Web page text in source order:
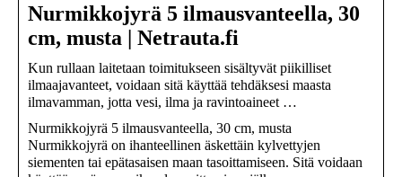
Nurmikkojyrä 5 ilmausvanteella, 30
cm, musta | Netrauta.fi
Kun rullaan laitetaan toimitukseen sisältyvät piikilliset
ilmaajavanteet, voidaan sitä käyttää tehdäksesi maasta
ilmavamman, jotta vesi, ilma ja ravintoaineet …
Nurmikkojyrä 5 ilmausvanteella, 30 cm, musta
Nurmikkojyrä on ihanteellinen äskettäin kylvettyjen
siementen tai epätasaisen maan tasoittamiseen. Sitä voidaan